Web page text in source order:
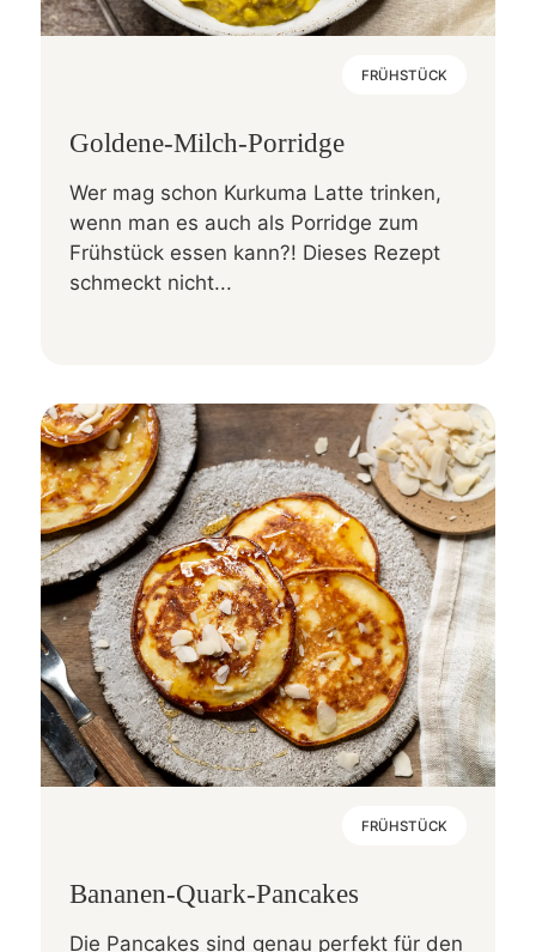
FRÜHSTÜCK
Goldene-Milch-Porridge
Wer mag schon Kurkuma Latte trinken,
wenn man es auch als Porridge zum
Frühstück essen kann?! Dieses Rezept
schmeckt nicht...
FRÜHSTÜCK
Bananen-Quark-Pancakes
Die Pancakes sind genau perfekt für den